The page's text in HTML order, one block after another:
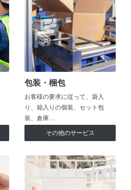
包装・梱包
お客様の要求に従って、袋入
り、箱入りの個装、セット包
装、倉庫…
その他のサービス